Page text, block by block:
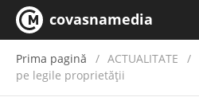
covasnamedia
Prima pagină ACTUALITATE /
pe legile proprietăţii